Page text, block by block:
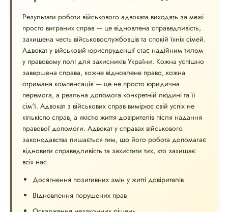
Результати роботи військового адвоката виходять за межі
просто виграних справ — це відновлена ​​справедливість,
захищена честь військовослужбовців та спокій їхніх сімей.
Адвокат у військовій юриспруденції стає надійним тилом
у правовому полі для захисників України. Кожна успішно
завершена справа, кожне відновлене право, кожна
отримана компенсація — це не просто юридична
перемога, а реальна допомога конкретній людині та її
сім'ї. Адвокат з військових справ вимірює свій успіх не
кількістю справ, а якістю життя довірителів після надання
правової допомоги. Адвокат у справах військового
законодавства пишається тим, що його робота допомагає
відновити справедливість та захистити тих, хто захищає
всіх нас.
Досягнення позитивних змін у житті довірителів
Відновлення порушених прав